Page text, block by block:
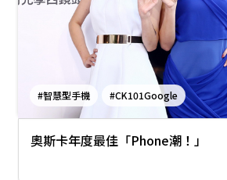
#智慧型手機 #CK101Google
奧斯卡年度最佳「Phone潮！」